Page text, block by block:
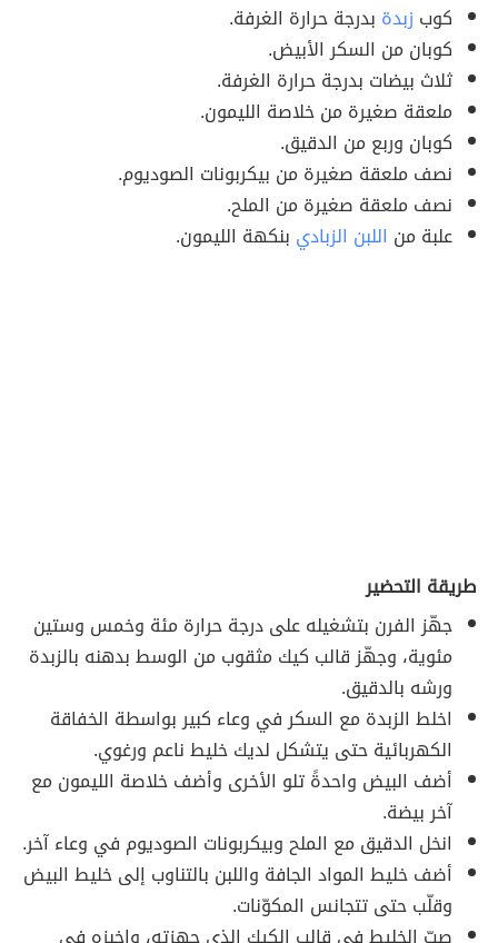
كوب زبدة بدرجة حرارة الغرفة.
كوبان من السكر الأبيض.
ثلاث بيضات بدرجة حرارة الغرفة.
ملعقة صغيرة من خلاصة الليمون.
كوبان وربع من الدقيق.
نصف ملعقة صغيرة من بيكربونات الصوديوم.
نصف ملعقة صغيرة من الملح.
علبة من اللبن الزبادي بنكهة الليمون.
طريقة التحضير
جهّز الفرن بتشغيله على درجة حرارة مئة وخمس وستين
مئوية، وجهّز قالب كيك مثقوب من الوسط بدهنه بالزبدة
ورشه بالدقيق.
اخلط الزبدة مع السكر في وعاء كبير بواسطة الخفاقة
الكهربائية حتى يتشكل لديك خليط ناعم ورغوي.
أضف البيض واحدةً تلو الأخرى وأضف خلاصة الليمون مع
آخر بيضة.
انخل الدقيق مع الملح وبيكربونات الصوديوم في وعاء آخر.
أضف خليط المواد الجافة واللبن بالتناوب إلى خليط البيض
وقلّب حتى تتجانس المكوّنات.